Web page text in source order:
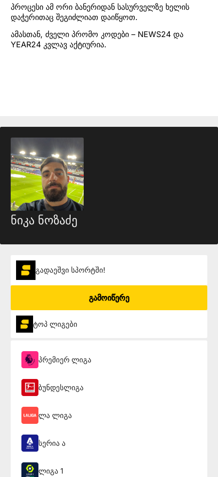
პროცესი ამ ორი ბანერიდან სასურველზე ხელის
დაჭერითაც შეგიძლიათ დაიწყოთ.
ამასთან, ძველი პრომო კოდები – NEWS24 და
YEAR24 კვლავ აქტიურია.
ნიკა ნოზაძე
გადაეშვი სპორტში!
გამოიწერე
ტოპ ლიგები
პრემიერ ლიგა
ბუნდესლიგა
ლა ლიგა
სერია ა
ლიგა 1